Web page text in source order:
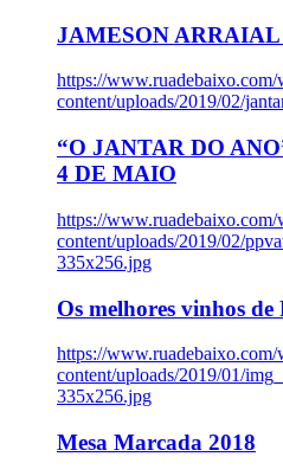
JAMESON ARRAIAL
https://www.ruadebaixo.com/
content/uploads/2019/02/
“O JANTAR DO
4 DE MAIO
https://www.ruadebaixo.com/
content/uploads/2019/02/
335x256.jpg
Os melhores vinhos
https://www.ruadebaixo.com/
content/uploads/2019/01/
335x256.jpg
Mesa Marcada 2018